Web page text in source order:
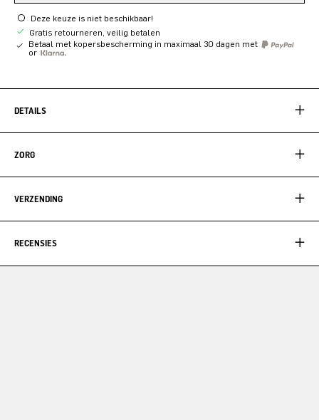
Deze keuze is niet beschikbaar!
Gratis retourneren, veilig betalen
Betaal met kopersbescherming in maximaal 30 dagen met
or
DETAILS
ZORG
VERZENDING
RECENSIES